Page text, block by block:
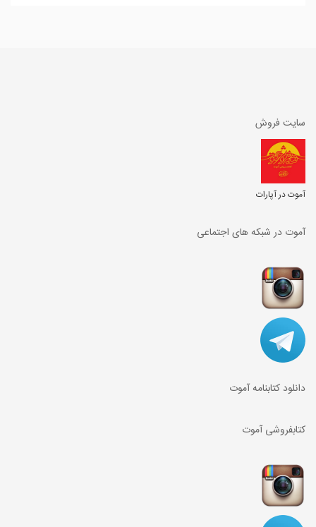
سایت فروش
آموت در آپارات
آموت در شبکه های اجتماعی
دانلود کتابنامه آموت
کتابفروشی آموت